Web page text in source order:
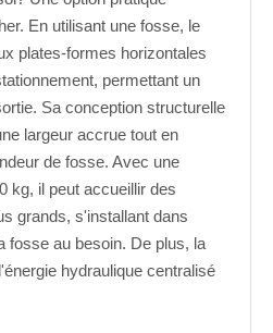
En utilisant une fosse, le
plates-formes horizontales
permettant un
Sa conception structurelle
largeur accrue tout en
de fosse. Avec une
kg, il peut accueillir des
grands, s'installant dans
fosse au besoin. De plus, la
hydraulique centralisé